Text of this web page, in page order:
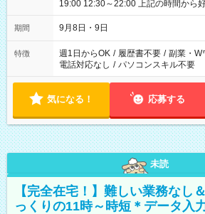
19:00 12:30～22:00 上記の時間から好きな時間を選べます！ ※
時間は変更となる可能性があります
期間 9月8日・9日
特徴 週1日からOK / 履歴書不要 / 副業・W
電話対応なし / パソコンスキル不要
気になる！ 応募する
未読
【完全在宅！】難しい業務なし
っくりの11時～時短＊データ入